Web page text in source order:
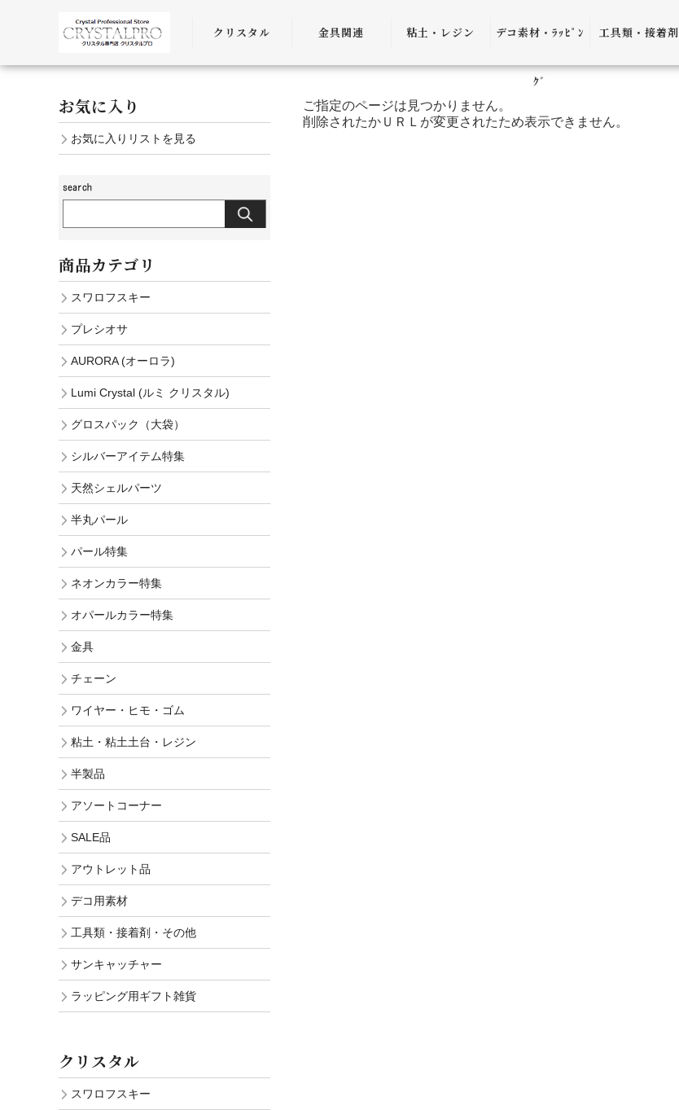
クリスタル
SWAROVSKI
金具関連
金具
チェーン
粘土・レジン
粘土・粘土土台
レジン
デコ素材・ﾗｯﾋﾟﾝ
ｸﾞ
デコ素材
工具類・接着剤
ピンセット
ご指定のページは見つかりません。
削除されたかＵＲＬが変更されたため表示できません。
お気に入り
お気に入りリストを見る
商品カテゴリ
スワロフスキー
プレシオサ
AURORA (オーロラ)
Lumi Crystal (ルミ クリスタル)
グロスパック（大袋）
シルバーアイテム特集
天然シェルパーツ
半丸パール
パール特集
ネオンカラー特集
オパールカラー特集
金具
チェーン
ワイヤー・ヒモ・ゴム
粘土・粘土土台・レジン
半製品
アソートコーナー
SALE品
アウトレット品
デコ用素材
工具類・接着剤・その他
サンキャッチャー
ラッピング用ギフト雑貨
クリスタル
スワロフスキー